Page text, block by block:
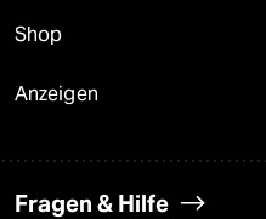
Shop
Anzeigen
Fragen & Hilfe